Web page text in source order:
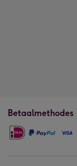
Betaalmethodes